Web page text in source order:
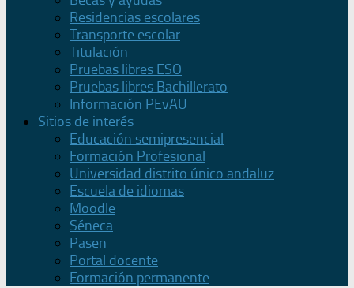
Residencias escolares
Transporte escolar
Titulación
Pruebas libres ESO
Pruebas libres Bachillerato
Información PEvAU
Sitios de interés
Educación semipresencial
Formación Profesional
Universidad distrito único andaluz
Escuela de idiomas
Moodle
Séneca
Pasen
Portal docente
Formación permanente